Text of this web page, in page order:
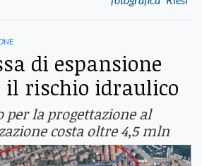
di espansione
rischio idraulico
la progettazione al
costa oltre 4,5 mln